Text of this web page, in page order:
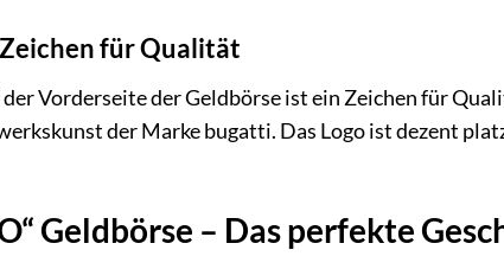
für Qualität
Vorderseite der Geldbörse ist ein Zeichen für
der Marke bugatti. Das Logo ist dezent
Geldbörse – Das perfekte